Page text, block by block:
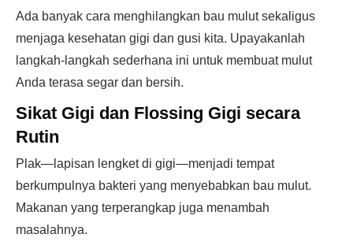
Ada banyak cara menghilangkan bau mulut sekaligus
menjaga kesehatan gigi dan gusi kita. Upayakanlah
langkah-langkah sederhana ini untuk membuat mulut
Anda terasa segar dan bersih.
Sikat Gigi dan Flossing Gigi secara
Rutin
Plak—lapisan lengket di gigi—menjadi tempat
berkumpulnya bakteri yang menyebabkan bau mulut.
Makanan yang terperangkap juga menambah
masalahnya.